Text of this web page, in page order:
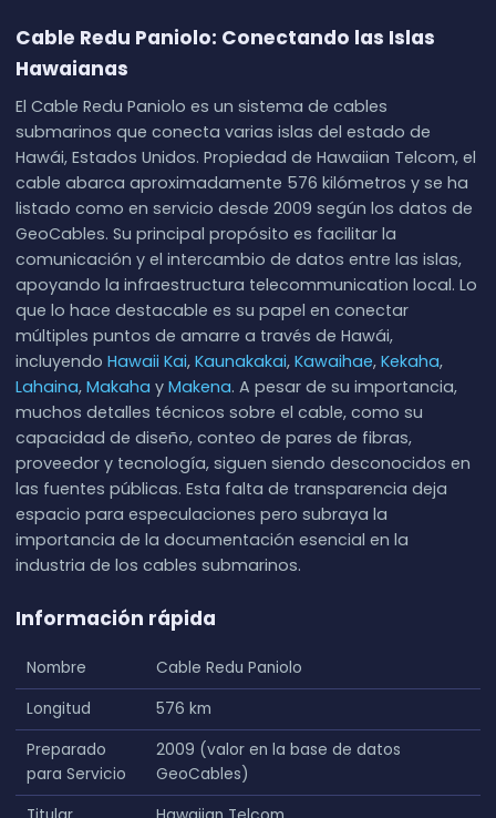
Cable Redu Paniolo: Conectando las Islas
Hawaianas
El Cable Redu Paniolo es un sistema de cables
submarinos que conecta varias islas del estado de
Hawái, Estados Unidos. Propiedad de Hawaiian Telcom, el
cable abarca aproximadamente 576 kilómetros y se ha
listado como en servicio desde 2009 según los datos de
GeoCables. Su principal propósito es facilitar la
comunicación y el intercambio de datos entre las islas,
apoyando la infraestructura telecommunication local. Lo
que lo hace destacable es su papel en conectar
múltiples puntos de amarre a través de Hawái,
incluyendo Hawaii Kai, Kaunakakai, Kawaihae, Kekaha,
Lahaina, Makaha y Makena. A pesar de su importancia,
muchos detalles técnicos sobre el cable, como su
capacidad de diseño, conteo de pares de fibras,
proveedor y tecnología, siguen siendo desconocidos en
las fuentes públicas. Esta falta de transparencia deja
espacio para especulaciones pero subraya la
importancia de la documentación esencial en la
industria de los cables submarinos.
Información rápida
Nombre
Cable Redu Paniolo
Longitud
576 km
Preparado
para Servicio
2009 (valor en la base de datos
GeoCables)